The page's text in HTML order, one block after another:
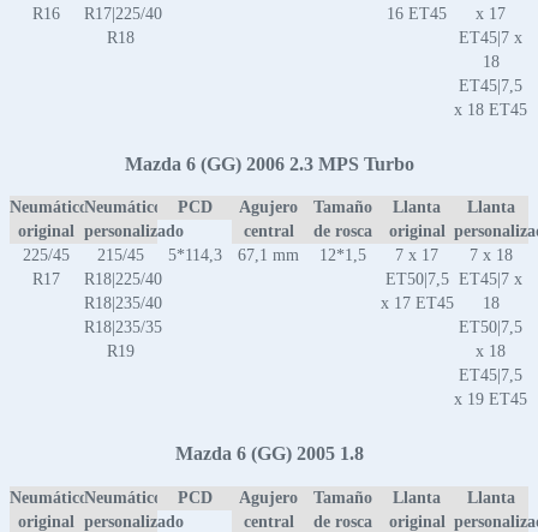
R16
R17|225/40
R18
16 ET45
x 17
ET45|7 x
18
ET45|7,5
x 18 ET45
Mazda 6 (GG) 2006 2.3 MPS Turbo
Neumático
original
Neumático
personalizado
PCD
Agujero
central
Tamaño
de rosca
Llanta
original
Llanta
225/45
R17
215/45
R18|225/40
R18|235/40
R18|235/35
R19
5*114,3 67,1 mm 12*1,5
7 x 17
ET50|7,5
x 17 ET45
7 x 18
ET45|7 x
18
ET50|7,5
x 18
ET45|7,5
x 19 ET45
Mazda 6 (GG) 2005 1.8
Neumático
original
Neumático
personalizado
PCD
Agujero
central
Tamaño
de rosca
Llanta
original
Llanta